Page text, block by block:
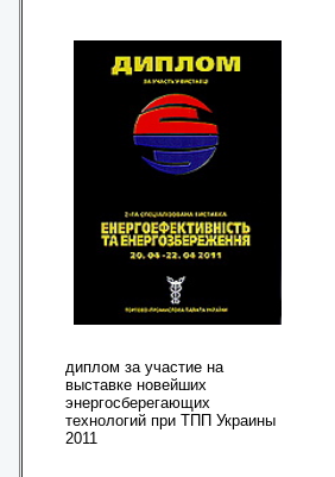
диплом за участие на
выставке новейших
энергосберегающих
технологий при ТПП Украины
2011